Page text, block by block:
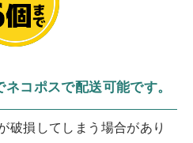
コポスで配送可能です。
破損してしまう場合があり